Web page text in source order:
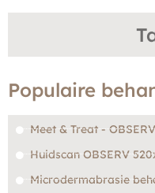
Populaire
Meet & Treat -
Huidscan OBSERV
Microdermabrasie